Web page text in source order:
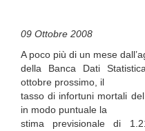
09 Ottobre 2008
A poco più di un mese
della Banca Dati
ottobre prossimo, il
tasso di infortuni mortali
in modo puntuale la
stima previsionale di